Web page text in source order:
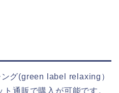
グ(green label relaxing）
通販で購入が可能です。